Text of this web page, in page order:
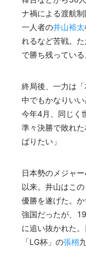
ナ禍による渡航
一人者の井山裕太
れるなど苦戦。
で勝ち残っている
終局後、一力は
中でもかなりい
今年4月、同じく
準々決勝で敗れ
ばりたい」
日本勢のメジャ
以来。井山はこ
優勝を遂げた。
強国だったが、
に追い抜かれた
「LG杯」の張栩